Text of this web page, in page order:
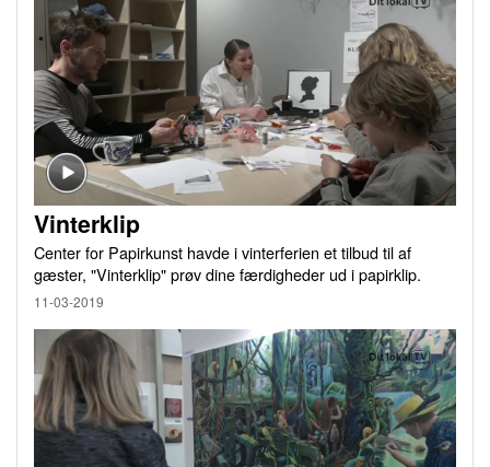
Vinterklip
Center for Papirkunst havde i vinterferien et tilbud til af
gæster, "Vinterklip" prøv dine færdigheder ud i papirklip.
11-03-2019